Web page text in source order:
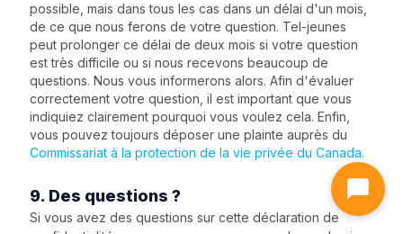
possible, mais dans tous les cas dans un délai d'un mois,
de ce que nous ferons de votre question. Tel-jeunes
peut prolonger ce délai de deux mois si votre question
est très difficile ou si nous recevons beaucoup de
questions. Nous vous informerons alors. Afin d'évaluer
correctement votre question, il est important que vous
indiquiez clairement pourquoi vous voulez cela. Enfin,
vous pouvez toujours déposer une plainte auprès du
Commissariat à la protection de la vie privée du Canada.
9. Des questions ?
Si vous avez des questions sur cette déclaration de